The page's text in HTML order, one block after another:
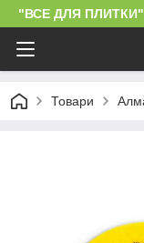
"ВСЕ ДЛЯ ПЛИТКИ"
Товари